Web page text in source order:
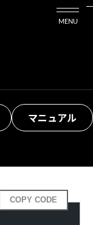
マニュアル
MENU
COPY CODE